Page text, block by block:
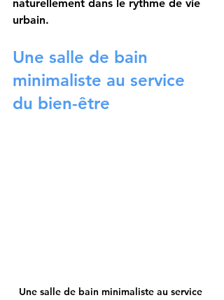
naturellement dans le rythme de vie
urbain.
Une salle de bain
minimaliste au service
du bien-être
Une salle de bain minimaliste au service